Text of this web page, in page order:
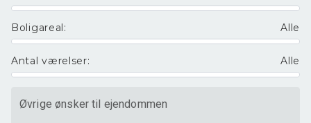
Boligareal: Alle
Antal værelser: Alle
Øvrige ønsker til ejendommen